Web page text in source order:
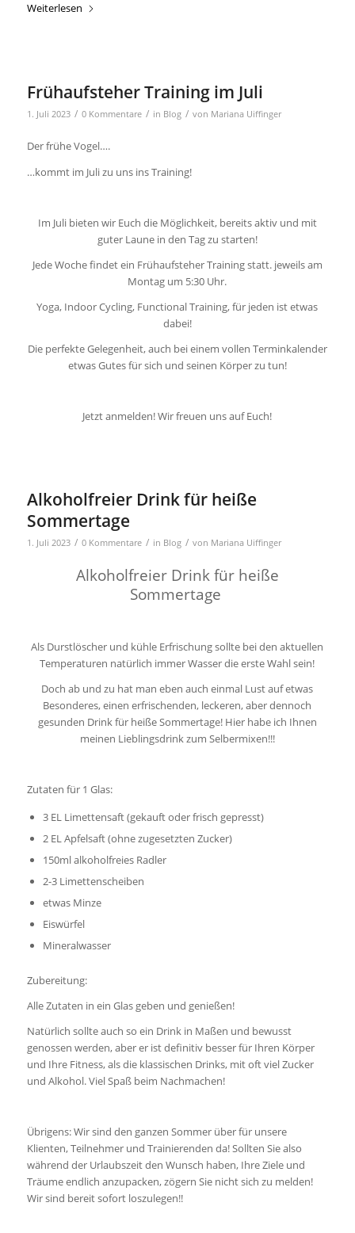
Weiterlesen
Frühaufsteher Training im Juli
1. Juli 2023 / 0 Kommentare / in Blog / von Mariana Uiffinger
Der frühe Vogel….
…kommt im Juli zu uns ins Training!
Im Juli bieten wir Euch die Möglichkeit, bereits aktiv und mit
guter Laune in den Tag zu starten!
Jede Woche findet ein Frühaufsteher Training statt. jeweils am
Montag um 5:30 Uhr.
Yoga, Indoor Cycling, Functional Training, für jeden ist etwas
dabei!
Die perfekte Gelegenheit, auch bei einem vollen Terminkalender
etwas Gutes für sich und seinen Körper zu tun!
Jetzt anmelden! Wir freuen uns auf Euch!
Alkoholfreier Drink für heiße
Sommertage
1. Juli 2023 / 0 Kommentare / in Blog / von Mariana Uiffinger
Alkoholfreier Drink für heiße
Sommertage
Als Durstlöscher und kühle Erfrischung sollte bei den aktuellen
Temperaturen natürlich immer Wasser die erste Wahl sein!
Doch ab und zu hat man eben auch einmal Lust auf etwas
Besonderes, einen erfrischenden, leckeren, aber dennoch
gesunden Drink für heiße Sommertage! Hier habe ich Ihnen
meinen Lieblingsdrink zum Selbermixen!!!
Zutaten für 1 Glas:
3 EL Limettensaft (gekauft oder frisch gepresst)
2 EL Apfelsaft (ohne zugesetzten Zucker)
150ml alkoholfreies Radler
2-3 Limettenscheiben
etwas Minze
Eiswürfel
Mineralwasser
Zubereitung:
Alle Zutaten in ein Glas geben und genießen!
Natürlich sollte auch so ein Drink in Maßen und bewusst
genossen werden, aber er ist definitiv besser für Ihren Körper
und Ihre Fitness, als die klassischen Drinks, mit oft viel Zucker
und Alkohol. Viel Spaß beim Nachmachen!
Übrigens: Wir sind den ganzen Sommer über für unsere
Klienten, Teilnehmer und Trainierenden da! Sollten Sie also
während der Urlaubszeit den Wunsch haben, Ihre Ziele und
Träume endlich anzupacken, zögern Sie nicht sich zu melden!
Wir sind bereit sofort loszulegen!!